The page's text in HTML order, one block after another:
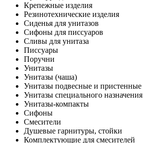
Крепежные изделия
Резинотехнические изделия
Сиденья для унитазов
Сифоны для писсуаров
Сливы для унитаза
Писсуары
Поручни
Унитазы
Унитазы (чаша)
Унитазы подвесные и пристенные
Унитазы специального назначения
Унитазы-компакты
Сифоны
Смесители
Душевые гарнитуры, стойки
Комплектующие для смесителей